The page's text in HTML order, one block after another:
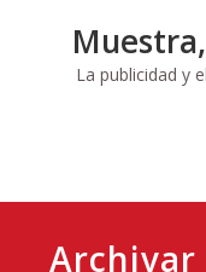
La publicidad y
Archivar